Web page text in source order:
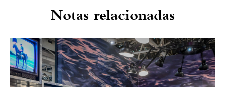
Notas relacionadas